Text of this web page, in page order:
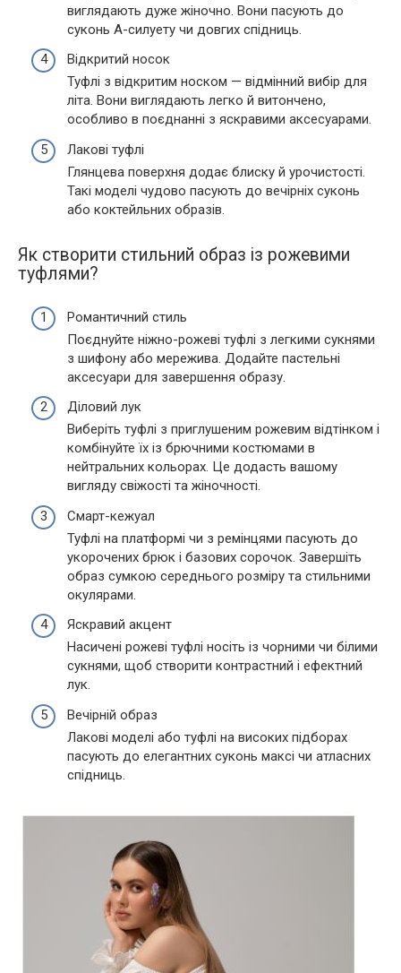
виглядають дуже жіночно. Вони пасують до
суконь А-силуету чи довгих спідниць.
Відкритий носок
Туфлі з відкритим носком — відмінний вибір для
літа. Вони виглядають легко й витончено,
особливо в поєднанні з яскравими аксесуарами.
Лакові туфлі
Глянцева поверхня додає блиску й урочистості.
Такі моделі чудово пасують до вечірніх суконь
або коктейльних образів.
Як створити стильний образ із рожевими
туфлями?
Романтичний стиль
Поєднуйте ніжно-рожеві туфлі з легкими сукнями
з шифону або мережива. Додайте пастельні
аксесуари для завершення образу.
Діловий лук
Виберіть туфлі з приглушеним рожевим відтінком і
комбінуйте їх із брючними костюмами в
нейтральних кольорах. Це додасть вашому
вигляду свіжості та жіночності.
Смарт-кежуал
Туфлі на платформі чи з ремінцями пасують до
укорочених брюк і базових сорочок. Завершіть
образ сумкою середнього розміру та стильними
окулярами.
Яскравий акцент
Насичені рожеві туфлі носіть із чорними чи білими
сукнями, щоб створити контрастний і ефектний
лук.
Вечірній образ
Лакові моделі або туфлі на високих підборах
пасують до елегантних суконь максі чи атласних
спідниць.